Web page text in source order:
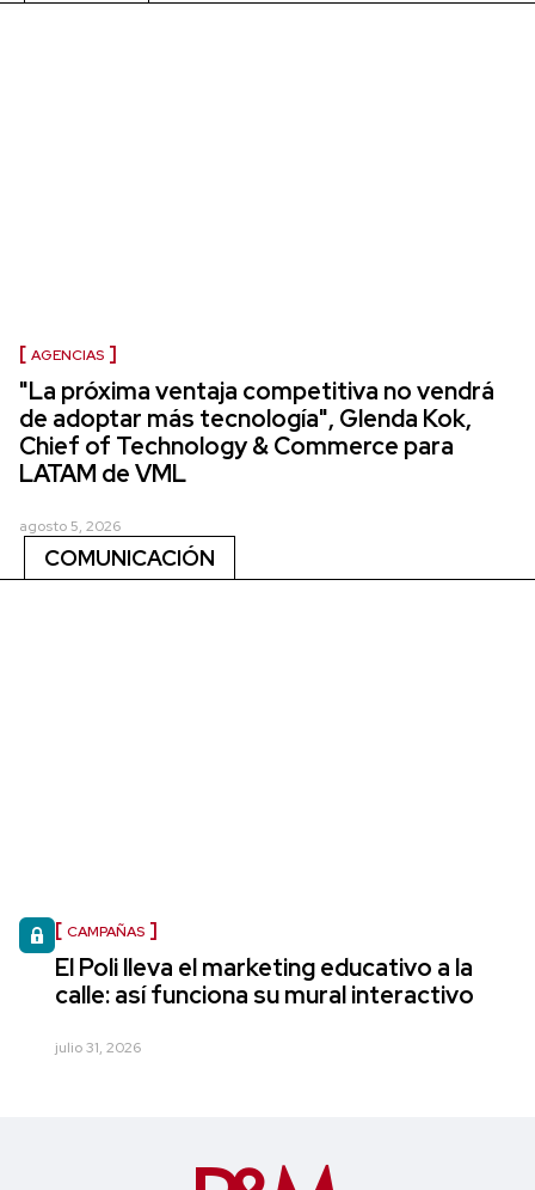
AGENCIAS
"La próxima ventaja competitiva no vendrá
de adoptar más tecnología", Glenda Kok,
Chief of Technology & Commerce para
LATAM de VML
agosto 5, 2026
COMUNICACIÓN
CAMPAÑAS
El Poli lleva el marketing educativo a la
calle: así funciona su mural interactivo
julio 31, 2026